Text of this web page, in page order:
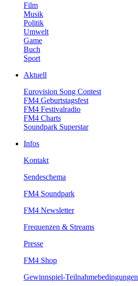
Film
Musik
Politik
Umwelt
Game
Buch
Sport
Aktuell
EurovisionSongContest
FM4Geburtstagsfest
FM4Festivalradio
FM4Charts
SoundparkSuperstar
Infos
Kontakt
Sendeschema
FM4Soundpark
FM4Newsletter
Frequenzen&Streams
Presse
FM4Shop
Gewinnspiel-Teilnahmebedingungen